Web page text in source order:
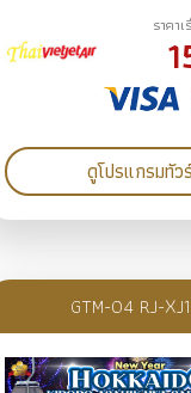
5วัน3คืน ต.ค.69-มี
VZ
ราคา
ดูโปรแกรมทัว
GTM-04 RJ-